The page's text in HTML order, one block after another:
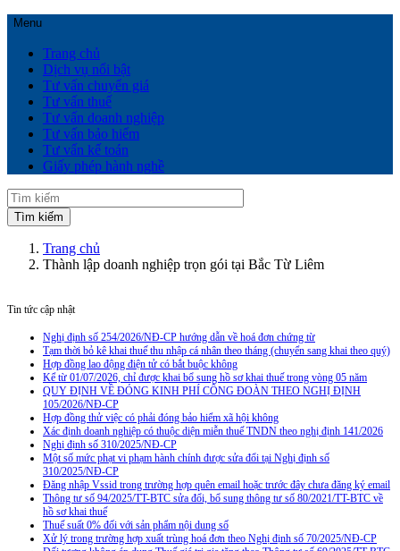
Menu
Trang chủ
Dịch vụ nổi bật
Tư vấn chuyển giá
Tư vấn thuế
Tư vấn doanh nghiệp
Tư vấn bảo hiểm
Tư vấn kế toán
Giấy phép hành nghề
Trang chủ
Thành lập doanh nghiệp trọn gói tại Bắc Từ Liêm
Tin tức cập nhật
Nghị định số 254/2026/NĐ-CP hướng dẫn về hoá đơn chứng từ
Tạm thời bỏ kê khai thuế thu nhập cá nhân theo tháng (chuyển sang khai theo quý)
Hợp đồng lao động điện tử có bắt buộc không
Kể từ 01/07/2026, chỉ được khai bổ sung hồ sơ khai thuế trong vòng 05 năm
QUY ĐỊNH VỀ ĐÓNG KINH PHÍ CÔNG ĐOÀN THEO NGHỊ ĐỊNH
105/2026/NĐ-CP
Hợp đồng thử việc có phải đóng bảo hiểm xã hội không
Xác định doanh nghiệp có thuộc diện miễn thuế TNDN theo nghị định 141/2026
Nghị định số 310/2025/NĐ-CP
Một số mức phạt vi phạm hành chính được sửa đổi tại Nghị định số
310/2025/NĐ-CP
Đăng nhập Vssid trong trường hợp quên email hoặc trước đây chưa đăng ký email
Thông tư số 94/2025/TT-BTC sửa đổi, bổ sung thông tư số 80/2021/TT-BTC về
hồ sơ khai thuế
Thuế suất 0% đối với sản phẩm nội dung số
Xử lý trong trường hợp xuất trùng hoá đơn theo Nghị định số 70/2025/NĐ-CP